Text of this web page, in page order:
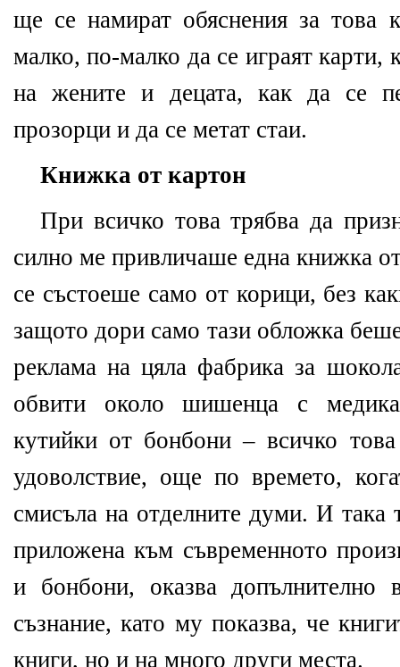
ще се намират обяснения за
малко, по-малко да се играят карти,
на жените и децата, как да се
прозорци и да се метат стаи.
Книжка от картон
При всичко това трябва да
силно ме привличаше една книжка
се състоеше само от корици, без
защото дори само тази обложка
реклама на цяла фабрика за
обвити около шишенца с
кутийки от бонбони – всичко
удоволствие, още по времето,
смисъла на отделните думи. И така
приложена към съвременното
и бонбони, оказва допълнително
съзнание, като му показва, че
книги, но и на много други места.